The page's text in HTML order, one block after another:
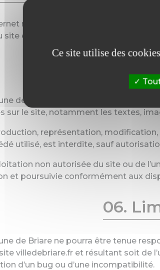
ne pourra être tenu responsable
site en utilisant un matériel récent,
de Briare est propriétaire des
sur le site, notamment les textes,
représentation,
utilisé, est interdite, sauf
non autorisée du site ou de
et poursuivie conformément aux
06.
de Briare ne pourra être tenue
site villedebriare.fr et résultant soit de
d’un bug ou d’une incompatibilité.
Ce site utilise des